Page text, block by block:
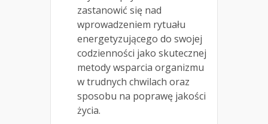
zastanowić się nad
wprowadzeniem rytuału
energetyzującego do swojej
codzienności jako skutecznej
metody wsparcia organizmu
w trudnych chwilach oraz
sposobu na poprawę jakości
życia.